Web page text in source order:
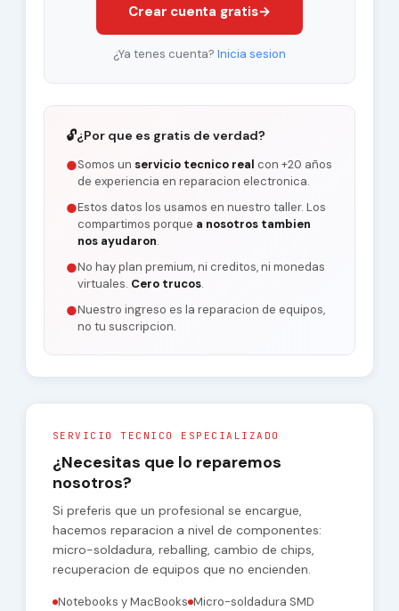
Crear cuenta gratis→
¿Ya tenes cuenta? Inicia sesion
🔓¿Por que es gratis de verdad?
●Somos un servicio tecnico real con +20 años
de experiencia en reparacion electronica.
●Estos datos los usamos en nuestro taller. Los
compartimos porque a nosotros tambien
nos ayudaron.
●No hay plan premium, ni creditos, ni monedas
virtuales. Cero trucos.
●Nuestro ingreso es la reparacion de equipos,
no tu suscripcion.
SERVICIO TECNICO ESPECIALIZADO
¿Necesitas que lo reparemos
nosotros?
Si preferis que un profesional se encargue,
hacemos reparacion a nivel de componentes:
micro-soldadura, reballing, cambio de chips,
recuperacion de equipos que no encienden.
Notebooks y MacBooks Micro-soldadura SMD